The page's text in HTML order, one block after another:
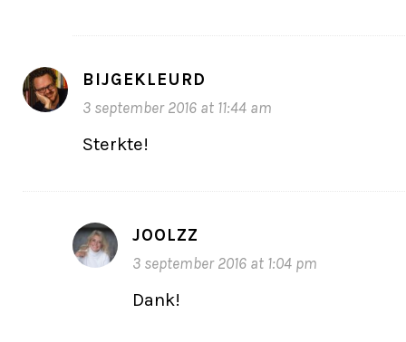
BIJGEKLEURD
3 september 2016 at 11:44 am
Sterkte!
JOOLZZ
3 september 2016 at 1:04 pm
Dank!